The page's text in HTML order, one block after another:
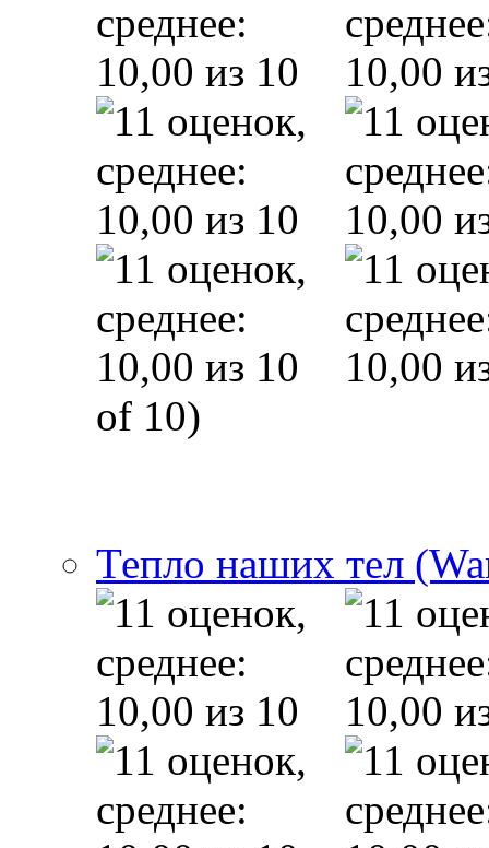
of 10)
Тепло наших тел